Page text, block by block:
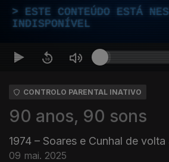
ESTE CONTEÚDO ESTÁ
INDISPONÍVEL
CONTROLO PARENTAL INATIVO
90 anos, 90 sons
1974 – Soares e Cunhal de volta
09 mai. 2025